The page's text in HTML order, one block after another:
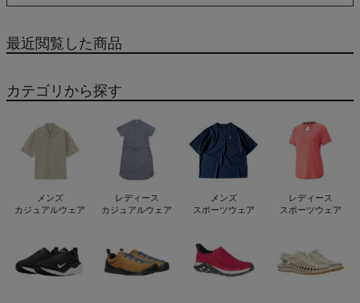
最近閲覧した商品
カテゴリから探す
メンズ
カジュアルウェア
レディース
カジュアルウェア
メンズ
スポーツウェア
レディース
スポーツウェア